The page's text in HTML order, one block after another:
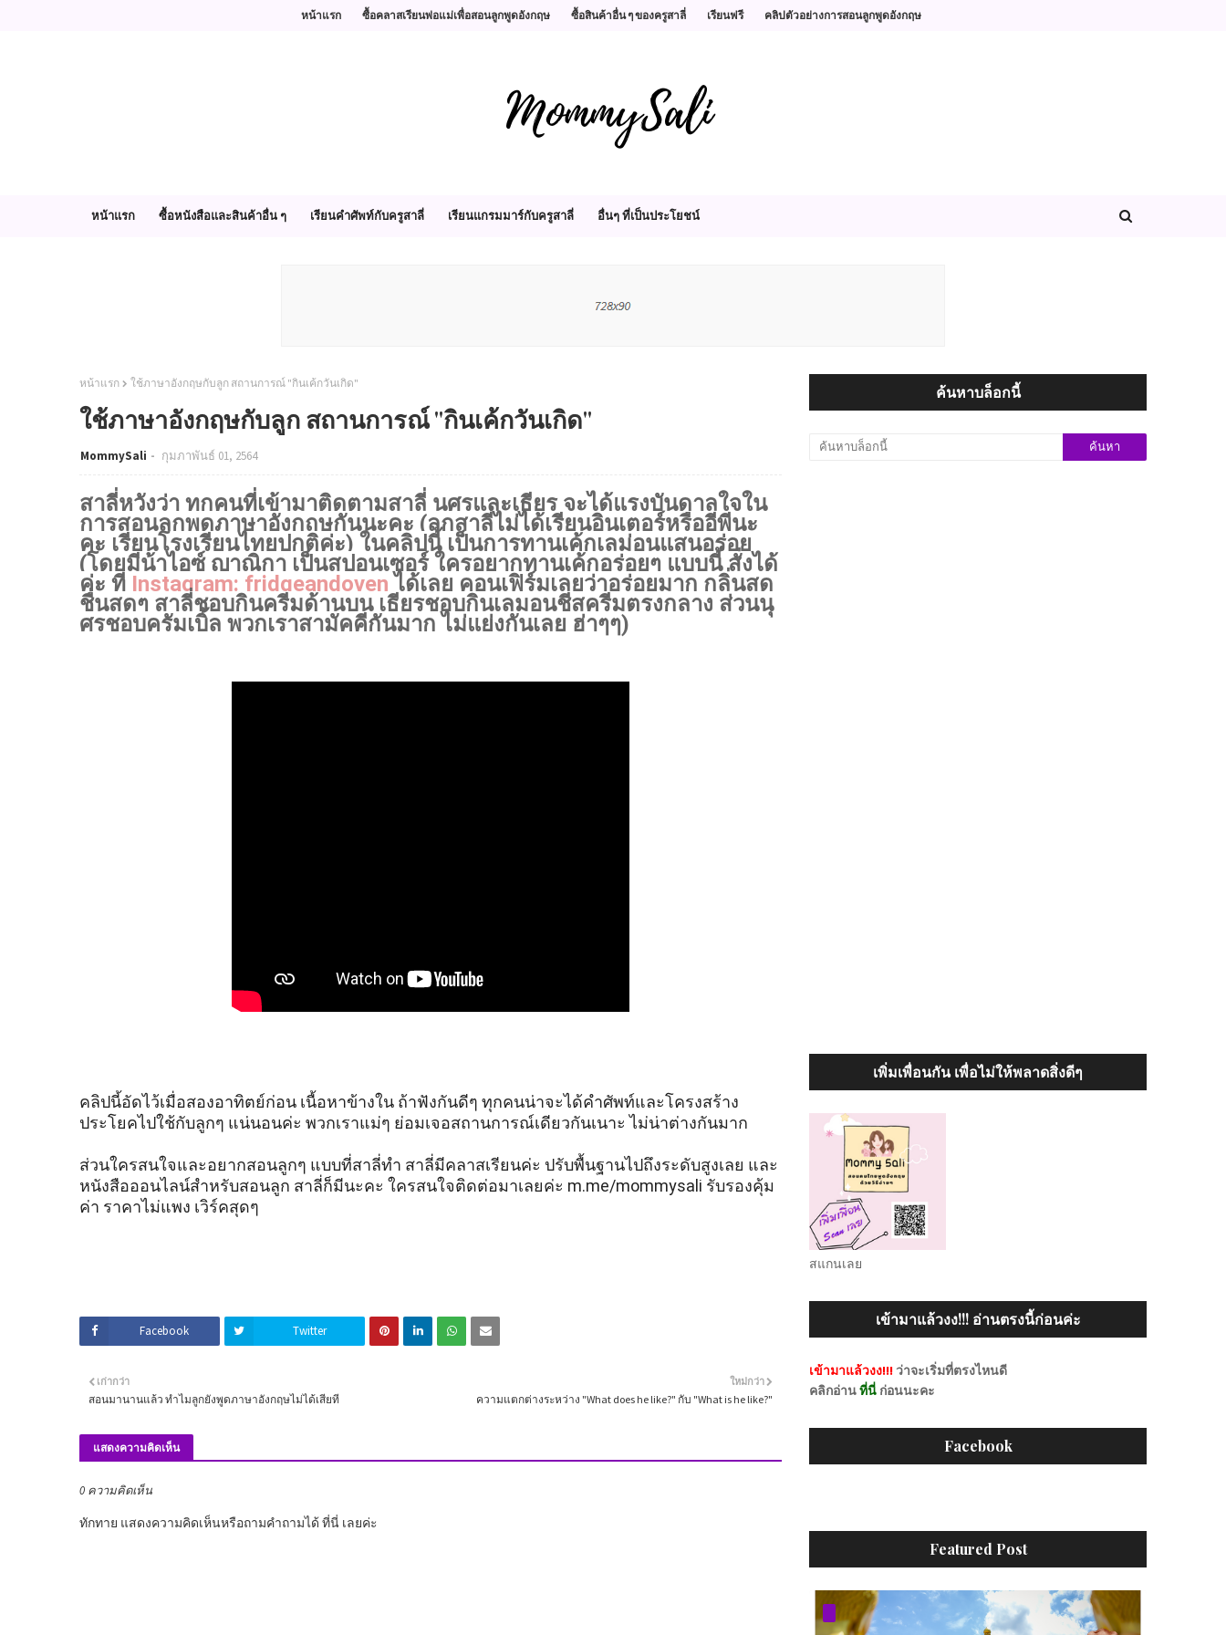
หน้าแรก ซื้อคลาสเรียนพ่อแม่เพื่อสอนลูกพูดอังกฤษ ซื้อสินค้าอื่น ๆ ของครูสาลี่ เรียนฟรี คลิปตัวอย่างการสอนลูกพูดอังกฤษ
หน้าแรก ซื้อหนังสือและสินค้าอื่น ๆ เรียนคำศัพท์กับครูสาลี่ เรียนแกรมมาร์กับครูสาลี่ อื่นๆ ที่เป็นประโยชน์
หน้าแรก ใช้ภาษาอังกฤษกับลูก สถานการณ์ "กินเค้กวันเกิด"
ใช้ภาษาอังกฤษกับลูก สถานการณ์ "กินเค้กวันเกิด"
MommySali กุมภาพันธ์ 01, 2564
สาลี่หวังว่า ทุกคนที่เข้ามาติดตามสาลี่ นุศรและเธียร จะได้แรงบันดาลใจใน
การสอนลูกพูดภาษาอังกฤษกันนะคะ (ลูกสาลี่ไม่ได้เรียนอินเตอร์หรืออีพีนะ
คะ เรียนโรงเรียนไทยปกติค่ะ) ในคลิปนี้ เป็นการทานเค้กเลม่อนแสนอร่อย
(โดยมีน้าไอซ์ ญาณิกา เป็นสปอนเซอร์ ใครอยากทานเค้กอร่อยๆ แบบนี้ สั่งได้
ค่ะ ที่ Instagram: fridgeandoven ได้เลย คอนเฟิร์มเลยว่าอร่อยมาก กลิ่นสด
ชื่นสุดๆ สาลี่ชอบกินครีมด้านบน เธียรชอบกินเลมอนชีสครีมตรงกลาง ส่วนนุ
ศรชอบครัมเบิ้ล พวกเราสามัคคีกันมาก ไม่แย่งกันเลย ฮ่าๆๆ)
คลิปนี้อัดไว้เมื่อสองอาทิตย์ก่อน เนื้อหาข้างใน ถ้าฟังกันดีๆ ทุกคนน่าจะได้คำศัพท์และโครงสร้าง
ประโยคไปใช้กับลูกๆ แน่นอนค่ะ พวกเราแม่ๆ ย่อมเจอสถานการณ์เดียวกันเนาะ ไม่น่าต่างกันมาก
ส่วนใครสนใจและอยากสอนลูกๆ แบบที่สาลี่ทำ สาลี่มีคลาสเรียนค่ะ ปรับพื้นฐานไปถึงระดับสูงเลย และ
หนังสือออนไลน์สำหรับสอนลูก สาลี่ก็มีนะคะ ใครสนใจติดต่อมาเลยค่ะ m.me/mommysali รับรองคุ้ม
ค่า ราคาไม่แพง เวิร์คสุดๆ
Facebook Twitter
ใหม่กว่า
ความแตกต่างระหว่าง "What does he like?" กับ "What is he like?"
เก่ากว่า
สอนมานานแล้ว ทำไมลูกยังพูดภาษาอังกฤษไม่ได้เสียที
แสดงความคิดเห็น
0 ความคิดเห็น
ทักทาย แสดงความคิดเห็นหรือถามคำถามได้ ที่นี่ เลยค่ะ
ค้นหาบล็อกนี้
เพิ่มเพื่อนกัน เพื่อไม่ให้พลาดสิ่งดีๆ
สแกนเลย
เข้ามาแล้วงง!!! อ่านตรงนี้ก่อนค่ะ
เข้ามาแล้วงง!!!ว่าจะเริ่มที่ตรงไหนดี
คลิกอ่านที่นี่ ก่อนนะคะ
Facebook
Featured Post